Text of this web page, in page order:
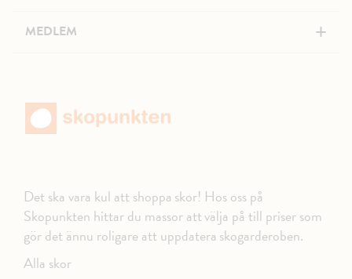
MEDLEM +
Det ska vara kul att shoppa skor! Hos oss på
Skopunkten hittar du massor att välja på till priser som
gör det ännu roligare att uppdatera skogarderoben.
Alla skor